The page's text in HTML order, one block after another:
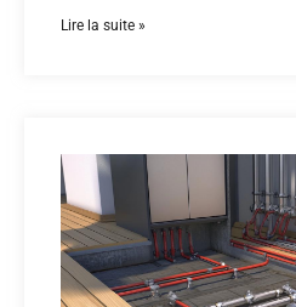
Lire la suite »